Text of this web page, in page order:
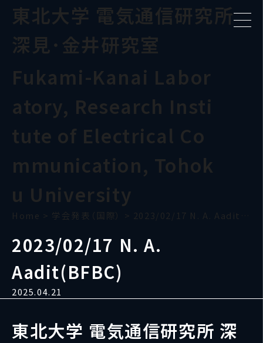
東北大学 電気通信研究所
深見･金井研究室
Fukami-Kanai Labor
atory, Research Insti
tute of Electrical Co
mmunication, Tohok
u University
Home > 学会発表（国際） > 2023/02/17 N. A. Aadit(BFBC)
2023/02/17 N. A.
Aadit(BFBC)
2025.04.21
東北大学 電気通信研究所 深